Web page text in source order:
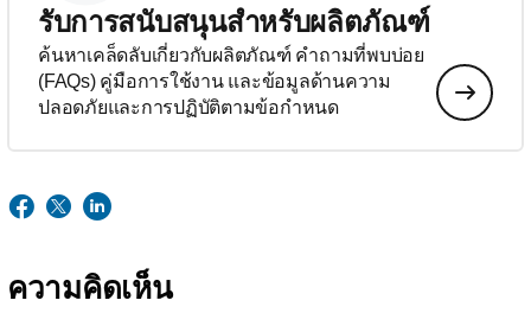
รับการสนับสนุนสำหรับผลิตภัณฑ์
ค้นหาเคล็ดลับเกี่ยวกับผลิตภัณฑ์ คำถามที่พบบ่อย
(FAQs) คู่มือการใช้งาน และข้อมูลด้านความ
ปลอดภัยและการปฏิบัติตามข้อกำหนด
ความคิดเห็น